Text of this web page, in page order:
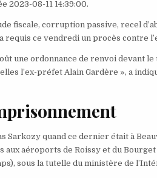
2023-08-11 14:39:00.
fiscale, corruption passive, recel
requis ce vendredi un procès contre
une ordonnance de renvoi
l’ex-préfet Alain Gardère », a
Sarkozy quand ce dernier était à
aux aéroports de Roissy et du
sous la tutelle du ministère de